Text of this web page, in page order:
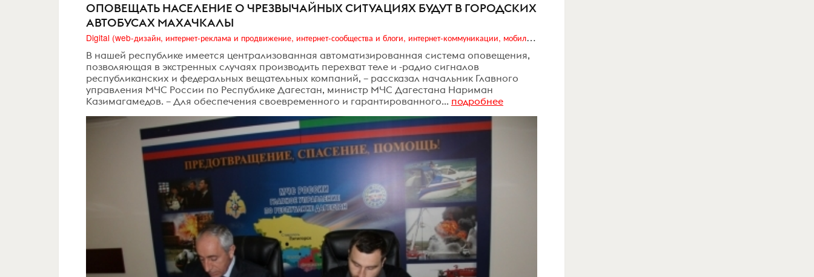
ОПОВЕЩАТЬ НАСЕЛЕНИЕ О ЧРЕЗВЫЧАЙНЫХ СИТУАЦИЯХ БУДУТ В ГОРОДСКИХ
АВТОБУСАХ МАХАЧКАЛЫ
Digital (web-дизайн, интернет-реклама и продвижение, интернет-сообщества и блоги, интернет-коммуникации, мобильный маркетинг, реклама на цифровых экранах)
В нашей республике имеется централизованная автоматизированная система оповещения,
позволяющая в экстренных случаях производить перехват теле и -радио сигналов
республиканских и федеральных вещательных компаний, – рассказал начальник Главного
управления МЧС России по Республике Дагестан, министр МЧС Дагестана Нариман
Казимагамедов. – Для обеспечения своевременного и гарантированного... подробнее